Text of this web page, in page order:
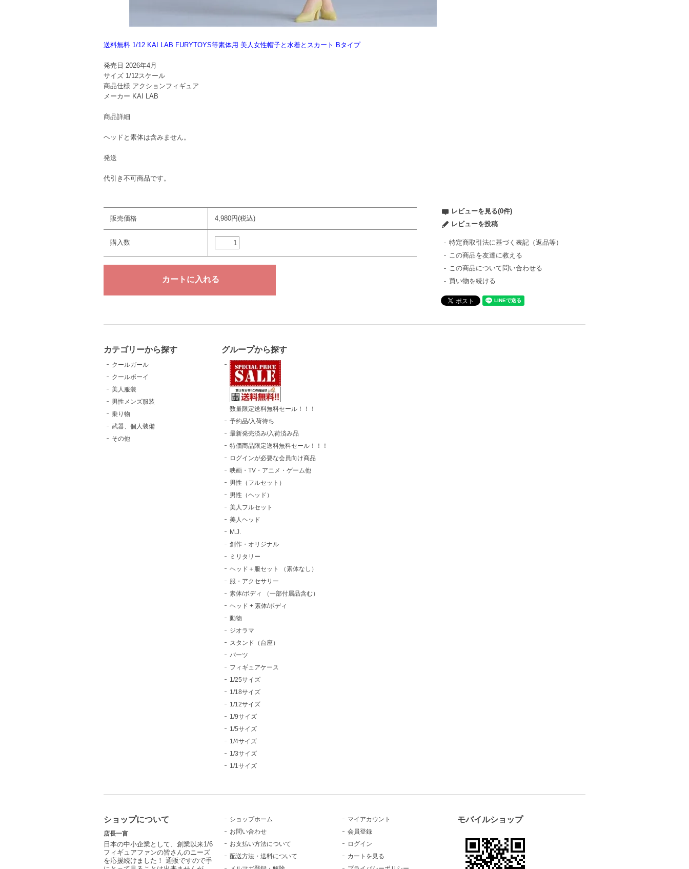
送料無料 1/12 KAI LAB FURYTOYS等素体用 美人女性帽子と水着とスカート Bタイプ
発売日 2026年4月
サイズ 1/12スケール
商品仕様 アクションフィギュア
メーカー KAI LAB
商品詳細
ヘッドと素体は含みません。
発送
代引き不可商品です。
販売価格 4,980円(税込)
購入数
レビューを見る(0件)
レビューを投稿
特定商取引法に基づく表記（返品等）
この商品を友達に教える
この商品について問い合わせる
買い物を続ける
カテゴリーから探す
クールガール
クールボーイ
美人服装
男性メンズ服装
乗り物
武器、個人装備
その他
グループから探す
数量限定送料無料セール！！！
予約品/入荷待ち
最新発売済み/入荷済み品
特価商品限定送料無料セール！！！
ログインが必要な会員向け商品
映画・TV・アニメ・ゲーム他
男性（フルセット）
男性（ヘッド）
美人フルセット
美人ヘッド
M.J.
創作・オリジナル
ミリタリー
ヘッド＋服セット （素体なし）
服・アクセサリー
素体/ボディ （一部付属品含む）
ヘッド + 素体/ボディ
動物
ジオラマ
スタンド（台座）
パーツ
フィギュアケース
1/25サイズ
1/18サイズ
1/12サイズ
1/9サイズ
1/5サイズ
1/4サイズ
1/3サイズ
1/1サイズ
ショップについて
店長一言
日本の中小企業として、創業以来1/6
フィギュアファンの皆さんのニーズ
を応援続けました！ 通販ですので手
ショップホーム
お問い合わせ
お支払い方法について
配送方法・送料について
マイアカウント
会員登録
ログイン
カートを見る
モバイルショップ